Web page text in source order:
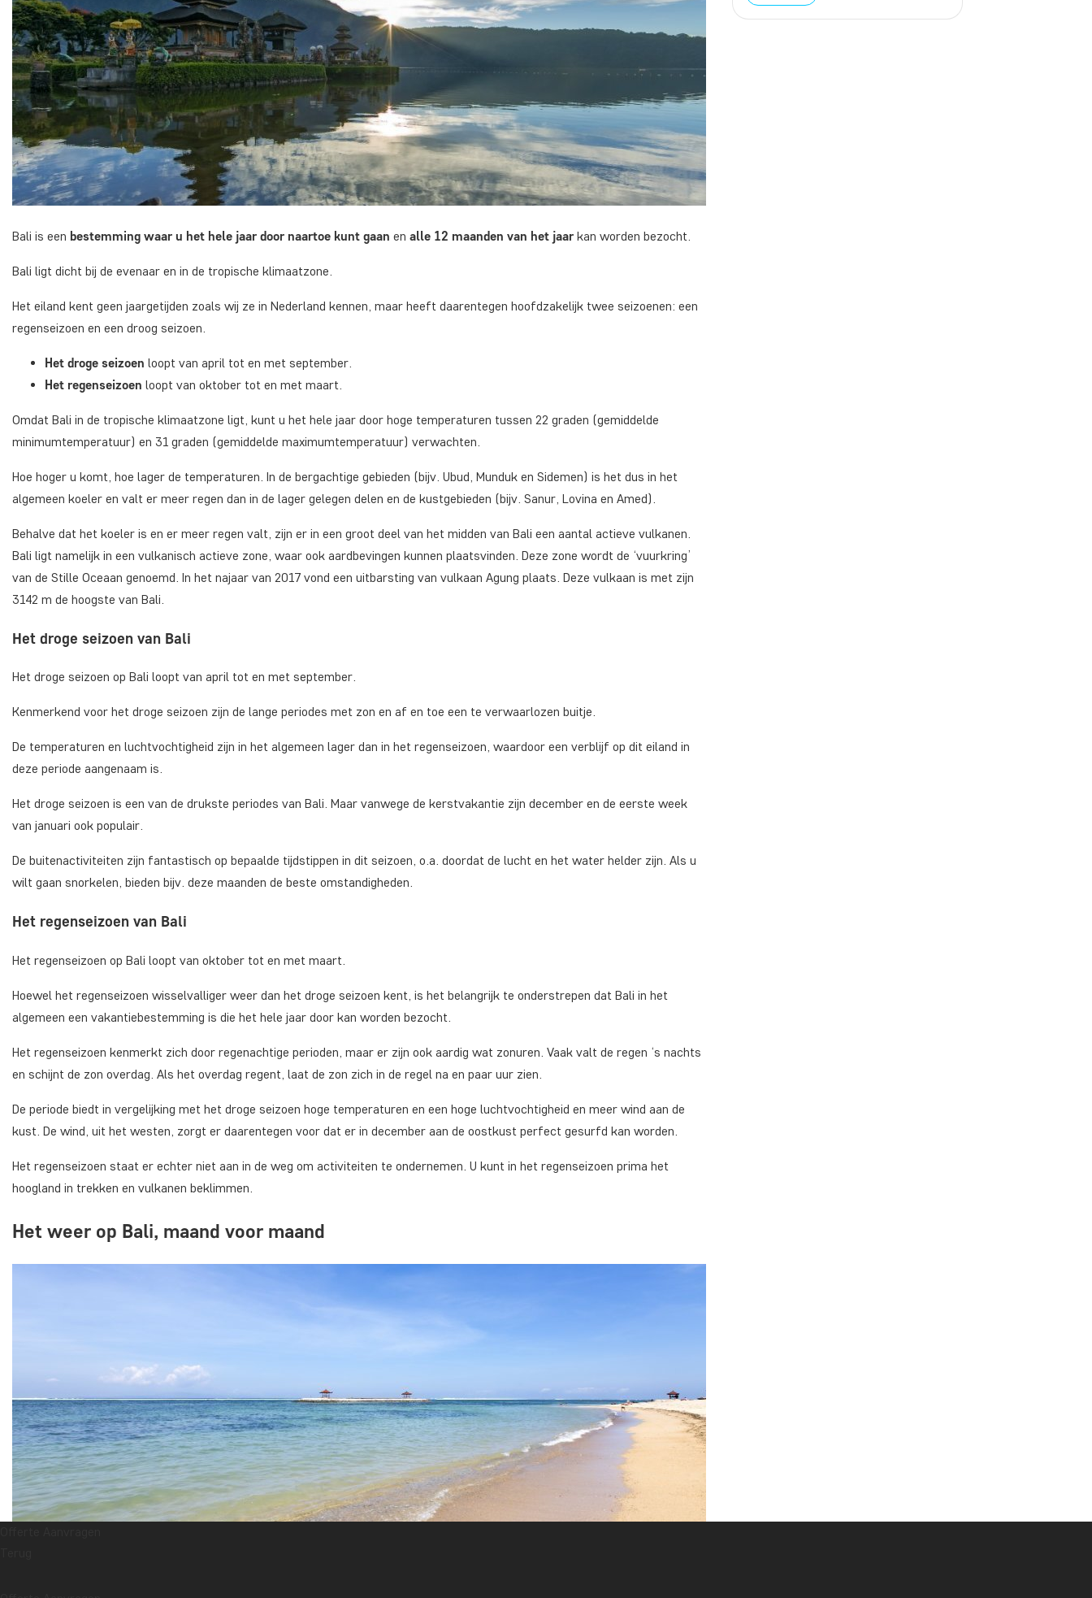
Bali is een bestemming waar u het hele jaar door naartoe kunt gaan en alle 12 maanden van het jaar kan worden bezocht.
Bali ligt dicht bij de evenaar en in de tropische klimaatzone.
Het eiland kent geen jaargetijden zoals wij ze in Nederland kennen, maar heeft daarentegen hoofdzakelijk twee seizoenen: een
regenseizoen en een droog seizoen.
Het droge seizoen loopt van april tot en met september.
Het regenseizoen loopt van oktober tot en met maart.
Omdat Bali in de tropische klimaatzone ligt, kunt u het hele jaar door hoge temperaturen tussen 22 graden (gemiddelde
minimumtemperatuur) en 31 graden (gemiddelde maximumtemperatuur) verwachten.
Hoe hoger u komt, hoe lager de temperaturen. In de bergachtige gebieden (bijv. Ubud, Munduk en Sidemen) is het dus in het
algemeen koeler en valt er meer regen dan in de lager gelegen delen en de kustgebieden (bijv. Sanur, Lovina en Amed).
Behalve dat het koeler is en er meer regen valt, zijn er in een groot deel van het midden van Bali een aantal actieve vulkanen.
Bali ligt namelijk in een vulkanisch actieve zone, waar ook aardbevingen kunnen plaatsvinden. Deze zone wordt de ‘vuurkring’
van de Stille Oceaan genoemd. In het najaar van 2017 vond een uitbarsting van vulkaan Agung plaats. Deze vulkaan is met zijn
3142 m de hoogste van Bali.
Het droge seizoen van Bali
Het droge seizoen op Bali loopt van april tot en met september.
Kenmerkend voor het droge seizoen zijn de lange periodes met zon en af en toe een te verwaarlozen buitje.
De temperaturen en luchtvochtigheid zijn in het algemeen lager dan in het regenseizoen, waardoor een verblijf op dit eiland in
deze periode aangenaam is.
Het droge seizoen is een van de drukste periodes van Bali. Maar vanwege de kerstvakantie zijn december en de eerste week
van januari ook populair.
De buitenactiviteiten zijn fantastisch op bepaalde tijdstippen in dit seizoen, o.a. doordat de lucht en het water helder zijn. Als u
wilt gaan snorkelen, bieden bijv. deze maanden de beste omstandigheden.
Het regenseizoen van Bali
Het regenseizoen op Bali loopt van oktober tot en met maart.
Hoewel het regenseizoen wisselvalliger weer dan het droge seizoen kent, is het belangrijk te onderstrepen dat Bali in het
algemeen een vakantiebestemming is die het hele jaar door kan worden bezocht.
Het regenseizoen kenmerkt zich door regenachtige perioden, maar er zijn ook aardig wat zonuren. Vaak valt de regen ‘s nachts
en schijnt de zon overdag. Als het overdag regent, laat de zon zich in de regel na en paar uur zien.
De periode biedt in vergelijking met het droge seizoen hoge temperaturen en een hoge luchtvochtigheid en meer wind aan de
kust. De wind, uit het westen, zorgt er daarentegen voor dat er in december aan de oostkust perfect gesurfd kan worden.
Het regenseizoen staat er echter niet aan in de weg om activiteiten te ondernemen. U kunt in het regenseizoen prima het
hoogland in trekken en vulkanen beklimmen.
Het weer op Bali, maand voor maand